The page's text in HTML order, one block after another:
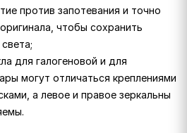
против запотевания и точно
чтобы сохранить
для галогеновой и для
могут отличаться креплениями
а левое и правое зеркальны